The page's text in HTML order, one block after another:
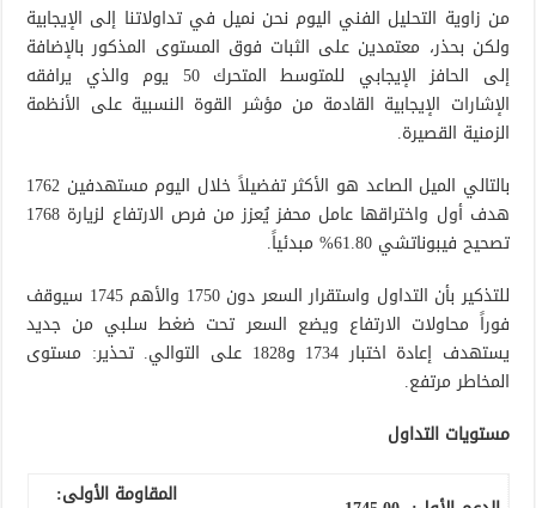
من زاوية التحليل الفني اليوم نحن نميل في تداولاتنا إلى الإيجابية
ولكن بحذر، معتمدين على الثبات فوق المستوى المذكور بالإضافة
إلى الحافز الإيجابي للمتوسط المتحرك 50 يوم والذي يرافقه
الإشارات الإيجابية القادمة من مؤشر القوة النسبية على الأنظمة
الزمنية القصيرة.
بالتالي الميل الصاعد هو الأكثر تفضيلاً خلال اليوم مستهدفين 1762
هدف أول واختراقها عامل محفز يُعزز من فرص الارتفاع لزيارة 1768
تصحيح فيبوناتشي 61.80% مبدئياً.
للتذكير بأن التداول واستقرار السعر دون 1750 والأهم 1745 سيوقف
فوراً محاولات الارتفاع ويضع السعر تحت ضغط سلبي من جديد
يستهدف إعادة اختبار 1734 و1828 على التوالي. تحذير: مستوى
المخاطر مرتفع.
مستويات التداول
المقاومة الأولى: